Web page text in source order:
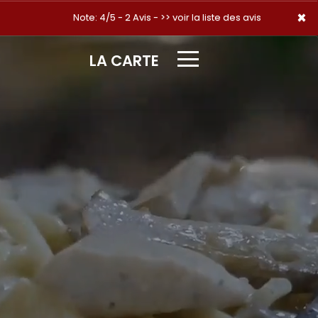
×
Note: 4/5 - 2 Avis - >> voir la liste des avis
LA CARTE
×